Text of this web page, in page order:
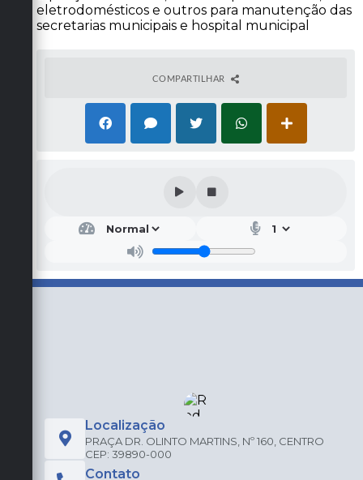
eletrodomésticos e outros para manutenção das
secretarias municipais e hospital municipal
COMPARTILHAR
Localização
PRAÇA DR. OLINTO MARTINS, Nº 160, CENTRO
CEP: 39890-000
Contato